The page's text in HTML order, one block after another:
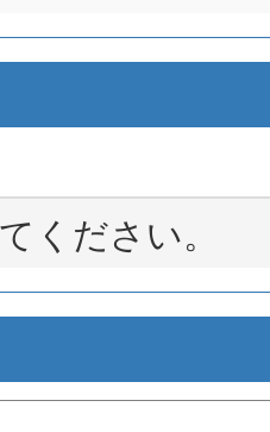
ください。